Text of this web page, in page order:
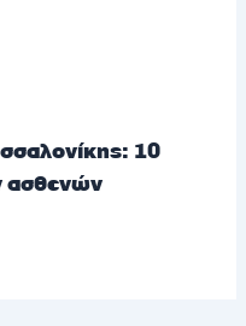
10
ασθενών